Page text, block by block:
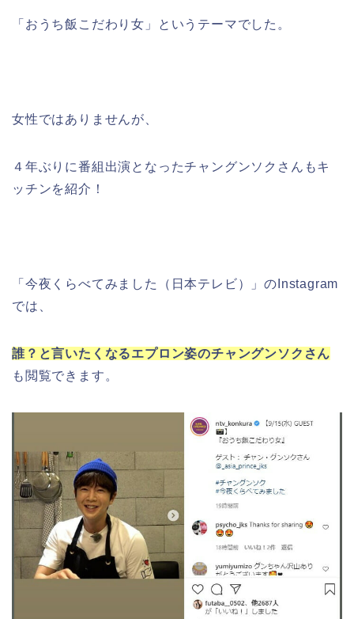
「おうち飯こだわり女」というテーマでした。
女性ではありませんが、
４年ぶりに番組出演となったチャングンソクさんもキ
ッチンを紹介！
「今夜くらべてみました（日本テレビ）」のInstagram
では、
誰？と言いたくなるエプロン姿のチャングンソクさん
も閲覧できます。